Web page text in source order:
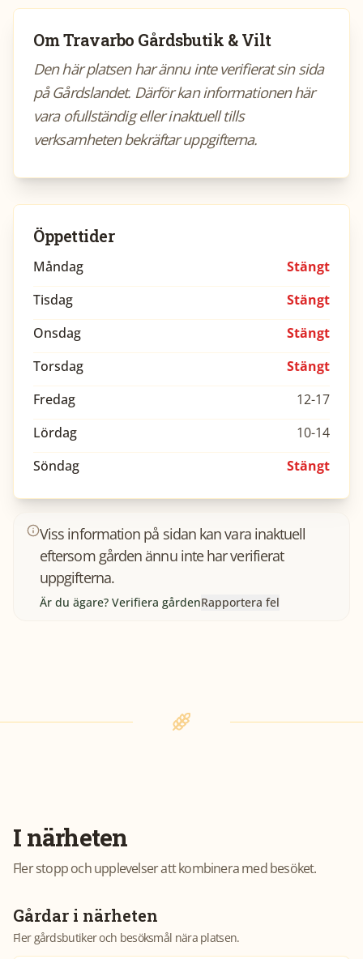
OmTravarbo Gårdsbutik & Vilt
Den här platsen har ännu inte verifierat sin sida
på Gårdslandet. Därför kan informationen här
vara ofullständig eller inaktuell tills
verksamheten bekräftar uppgifterna.
Öppettider
Måndag
Stängt
Tisdag
Stängt
Onsdag
Stängt
Torsdag
Stängt
Fredag
12-17
Lördag
10-14
Söndag
Stängt
Viss information på sidan kan vara inaktuell
eftersom gården ännu inte har verifierat
uppgifterna.
Är du ägare? Verifiera gårdenRapportera fel
I närheten
Fler stopp och upplevelser att kombinera med besöket.
Gårdar i närheten
Fler gårdsbutiker och besöksmål nära platsen.